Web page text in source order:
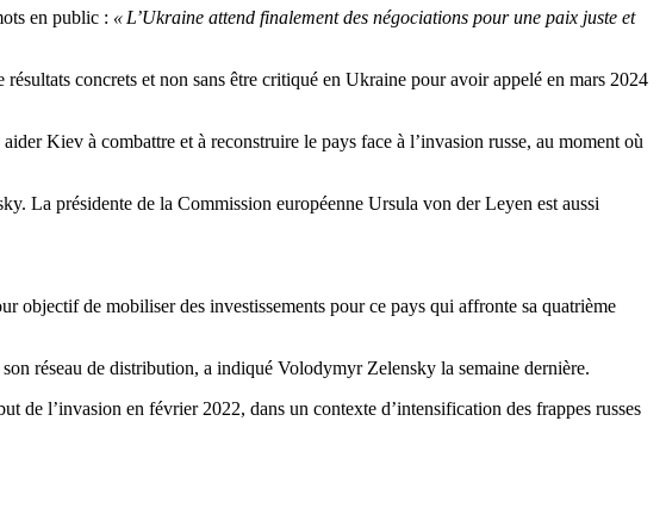
en public : « L’Ukraine attend finalement des négociations pour une paix juste et
concrets et non sans être critiqué en Ukraine pour avoir appelé en mars 2024
Kiev à combattre et à reconstruire le pays face à l’invasion russe, au moment où
La présidente de la Commission européenne Ursula von der Leyen est aussi
objectif de mobiliser des investissements pour ce pays qui affronte sa quatrième
réseau de distribution, a indiqué Volodymyr Zelensky la semaine dernière.
de l’invasion en février 2022, dans un contexte d’intensification des frappes russes